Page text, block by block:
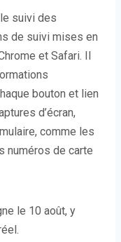
suivi des
de suivi mises en
et Safari. Il
bouton et lien
d’écran,
comme les
numéros de carte
le 10 août, y